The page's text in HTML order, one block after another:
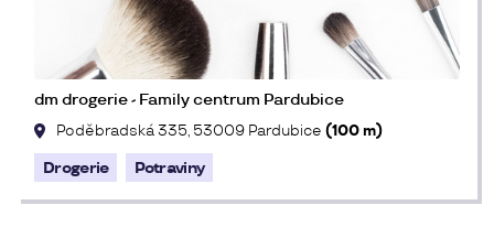
dm drogerie - Family centrum Pardubice
Poděbradská 335, 53009 Pardubice (100 m)
Drogerie Potraviny